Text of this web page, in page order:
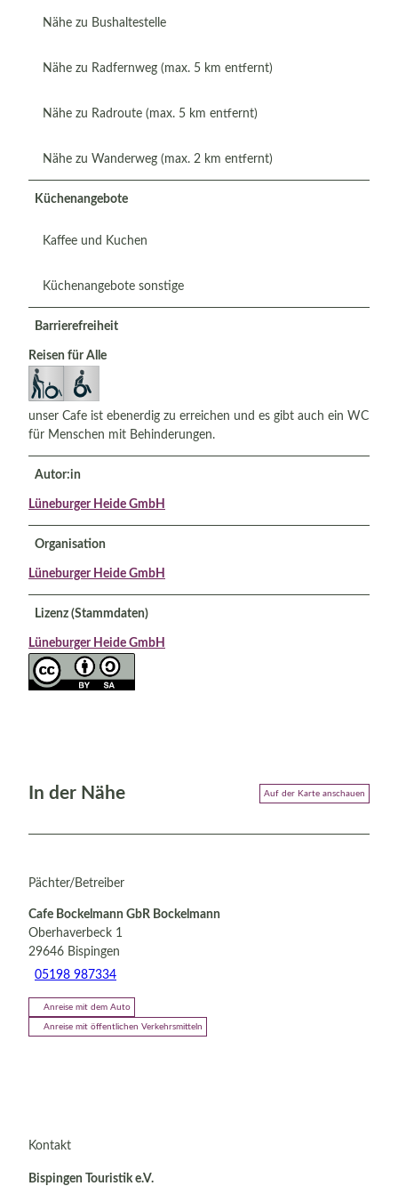
Nähe zu Bushaltestelle
Nähe zu Radfernweg (max. 5 km entfernt)
Nähe zu Radroute (max. 5 km entfernt)
Nähe zu Wanderweg (max. 2 km entfernt)
Küchenangebote
Kaffee und Kuchen
Küchenangebote sonstige
Barrierefreiheit
Reisen für Alle
unser Cafe ist ebenerdig zu erreichen und es gibt auch ein WC
für Menschen mit Behinderungen.
Autor:in
Lüneburger Heide GmbH
Organisation
Lüneburger Heide GmbH
Lizenz (Stammdaten)
Lüneburger Heide GmbH
In der Nähe Auf der Karte anschauen
Pächter/Betreiber
Cafe Bockelmann GbR Bockelmann
Oberhaverbeck 1
29646 Bispingen
05198 987334
Anreise mit dem Auto
Anreise mit öffentlichen Verkehrsmitteln
Kontakt
Bispingen Touristik e.V.